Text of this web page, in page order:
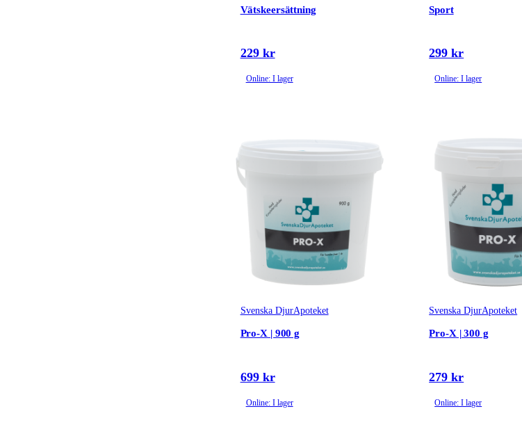
Vätskeersättning
229 kr
Online: I lager
Sport
299 kr
Online: I lager
Svenska DjurApoteket
Pro-X | 900 g
699 kr
Online: I lager
Svenska DjurApoteket
Pro-X | 300 g
279 kr
Online: I lager